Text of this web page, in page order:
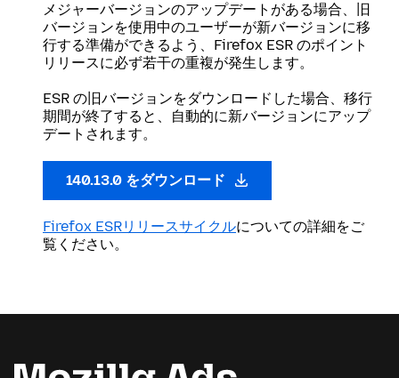
メジャーバージョンのアップデートがある場合、旧
バージョンを使用中のユーザーが新バージョンに移
行する準備ができるよう、Firefox ESR のポイント
リリースに必ず若干の重複が発生します。
ESR の旧バージョンをダウンロードした場合、移行
期間が終了すると、自動的に新バージョンにアップ
デートされます。
140.13.0 をダウンロード
Firefox ESRリリースサイクルについての詳細をご
覧ください。